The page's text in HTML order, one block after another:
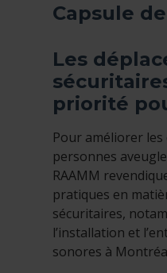
Capsule
Les
priorité
Pour améliorer les
personnes
RAAMM
pratiques en
sécuritaires,
l’installation et
sonores à